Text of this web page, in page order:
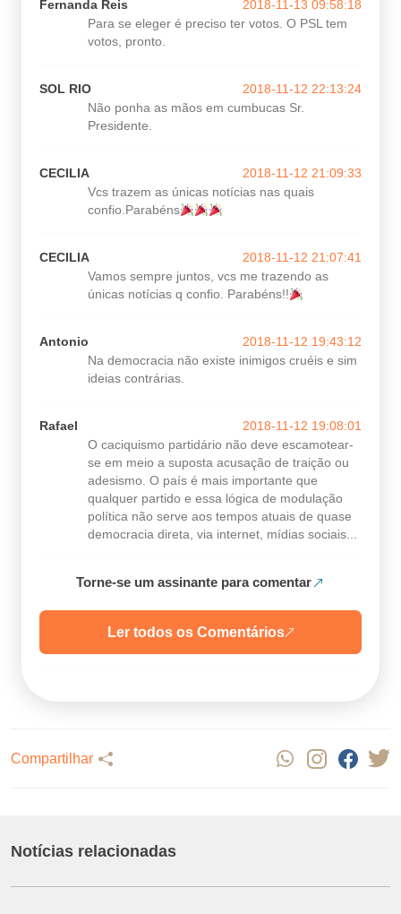
Fernanda Reis
2018-11-13 09:58:18
Para se eleger é preciso ter votos. O PSL tem
votos, pronto.
SOL RIO
2018-11-12 22:13:24
Não ponha as mãos em cumbucas Sr.
Presidente.
CECILIA
2018-11-12 21:09:33
Vcs trazem as únicas notícias nas quais
confio.Parabéns
CECILIA
2018-11-12 21:07:41
Vamos sempre juntos, vcs me trazendo as
únicas notícias q confio. Parabéns!!
Antonio
2018-11-12 19:43:12
Na democracia não existe inimigos cruéis e sim
ideias contrárias.
Rafael
2018-11-12 19:08:01
O caciquismo partidário não deve escamotear-
se em meio a suposta acusação de traição ou
adesismo. O país é mais importante que
qualquer partido e essa lógica de modulação
política não serve aos tempos atuais de quase
democracia direta, via internet, mídias sociais...
Torne-se um assinante para comentar
Ler todos os Comentários
Compartilhar
Notícias relacionadas